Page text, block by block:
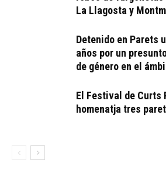
La Llagosta y
Detenido en Parets
años por un
de género en el
El Festival de Curts
homenatja tres